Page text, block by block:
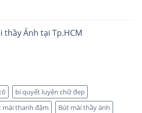
thầy Ánh tại Tp.HCM
bí quyết luyện chữ đẹp
mài thanh đậm
Bút mài thầy ánh